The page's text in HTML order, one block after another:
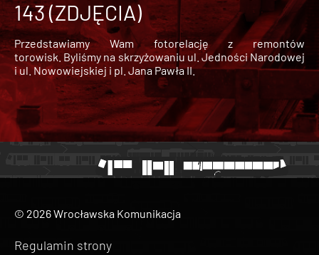
143 (ZDJĘCIA)
Przedstawiamy Wam fotorelację z remontów
torowisk. Byliśmy na skrzyżowaniu ul. Jedności Narodowej
i ul. Nowowiejskiej i pl. Jana Pawła II.
© 2026 Wrocławska Komunikacja
Regulamin strony